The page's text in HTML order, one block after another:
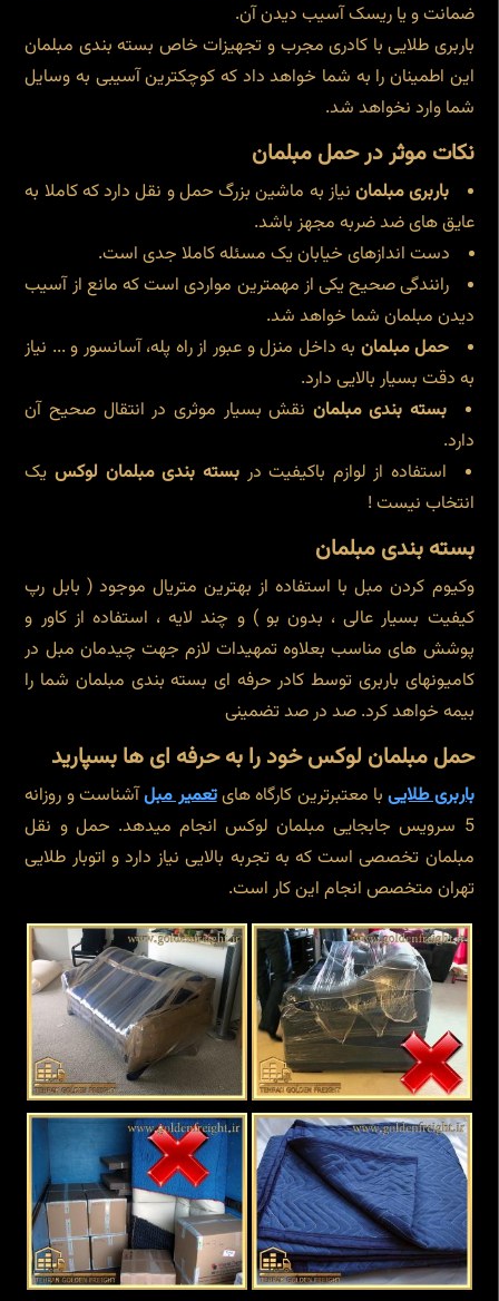
ضمانت و یا ریسک آسیب دیدن آن.
باربری طلایی با کادری مجرب و تجهیزات خاص بسته بندی مبلمان
این اطمینان را به شما خواهد داد که کوچکترین آسیبی به وسایل
شما وارد نخواهد شد.
نکات موثر در حمل مبلمان
باربری مبلماننیاز به ماشین بزرگ حمل و نقل دارد که کاملا به
عایق های ضد ضربه مجهز باشد.
دست اندازهای خیابان یک مسئله کاملا جدی است.
رانندگی صحیح یکی از مهمترین مواردی است که مانع از آسیب
دیدن مبلمان شما خواهد شد.
حمل مبلمان به داخل منزل و عبور از راه پله، آسانسور و ... نیاز
به دقت بسیار بالایی دارد.
بسته بندی مبلمان نقش بسیار موثری در انتقال صحیح آن
دارد.
استفاده از لوازم باکیفیت دربسته بندی مبلمان لوکسیک
انتخاب نیست !
بسته بندی مبلمان
وکیوم کردن مبل با استفاده از بهترین متریال موجود ( بابل رپ
کیفیت بسیار عالی ، بدون بو ) و چند لایه ، استفاده از کاور و
پوشش های مناسب بعلاوه تمهیدات لازم جهت چیدمان مبل در
کامیونهای باربری توسط کادر حرفه ای بسته بندی مبلمان شما را
بیمه خواهد کرد. صد در صد تضمینی
حمل مبلمان لوکس خود را به حرفه ای ها بسپارید
باربری طلاییبا معتبرترین کارگاه هایتعمیر مبلآشناست و روزانه
5 سرویس جابجایی مبلمان لوکس انجام میدهد. حمل و نقل
مبلمان تخصصی است که به تجربه بالایی نیاز دارد و اتوبار طلایی
تهران متخصص انجام این کار است.